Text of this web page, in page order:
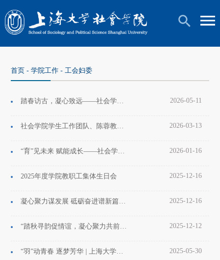
首页 -学院工作 -工会妇委
踏春访古，凝心致远——社会学院教职工开展春日踏青活动 2026-05-11
社会学院学生工作团队、陈蓉教授获2025年度上海大学先进表彰 2026-03-13
“育”见未来 赋能成长——社会学院家庭亲子教育与升学经验分享交流会顺利开展 2026-01-16
2025年度学院教职工集体生日会 2025-12-16
凝心聚力谋发展 砥砺奋进谱新篇——社会学院第三届教职工全体大会暨工会会员大会第三次会议顺利召开 2025-12-16
“踏秋寻韵促情谊，凝心聚力共前行”苏州文化体验活动 2025-12-12
“羽”动青春 逐梦芳华 | 上海大学社会学院第四届师生羽毛球比赛圆满落幕！ 2025-05-30